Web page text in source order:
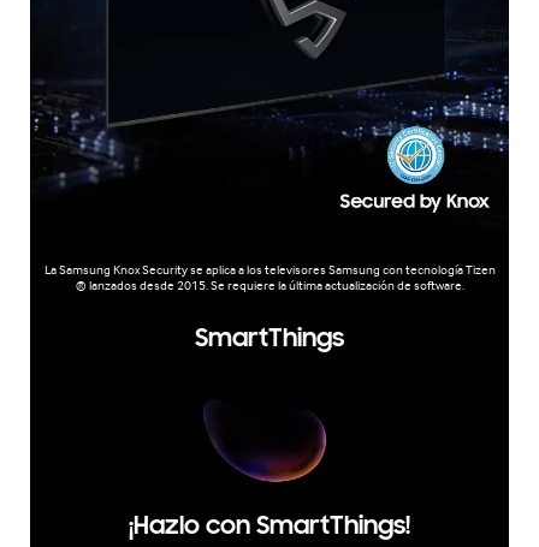
La Samsung Knox Security se aplica a los televisores Samsung con tecnología Tizen
® lanzados desde 2015. Se requiere la última actualización de software.
SmartThings
¡Hazlo con SmartThings!